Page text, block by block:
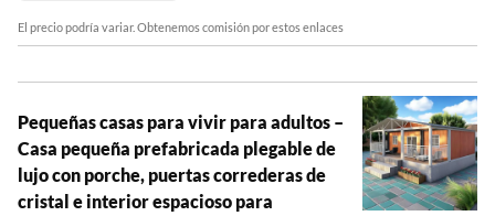
El precio podría variar. Obtenemos comisión por estos enlaces
Pequeñas casas para vivir para adultos –
Casa pequeña prefabricada plegable de
lujo con porche, puertas correderas de
cristal e interior espacioso para